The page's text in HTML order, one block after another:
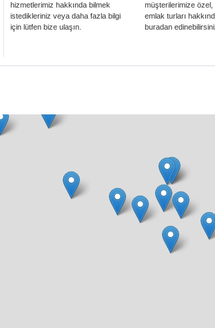
hizmetlerimiz hakkında bilmek
istedikleriniz veya daha fazla bilgi
için lütfen bize ulaşın.
müşterilerimize özel,
emlak turları
buradan